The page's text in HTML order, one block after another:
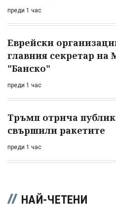
преди 1 час
Еврейски
главния секретар на
"Банско"
преди 1 час
Тръмп отрича
свършили ракетите
преди 1 час
НАЙ-ЧЕТЕНИ